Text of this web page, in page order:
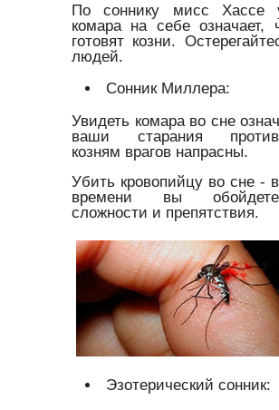
По соннику мисс Хассе
комара на себе означает,
готовят козни.
людей.
Сонник Миллера:
Увидеть комара во сне
ваши старания
козням врагов напрасны.
Убить кровопийцу во сне -
времени вы
сложности и препятствия.
Эзотерический сонник: